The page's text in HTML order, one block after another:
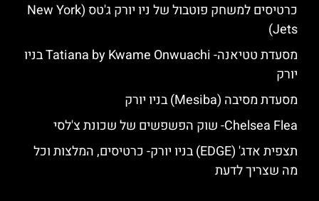
כרטיסים למשחק פוטבול של ניו יורק ג'טס (New York
Jets)
מסעדת טטיאנה- Tatiana by Kwame Onwuachi בניו
יורק
מסעדת מסיבה (Mesiba) בניו יורק
Chelsea Flea- שוק הפשפשים של שכונת צ'לסי
תצפית אדג' (EDGE) בניו יורק- כרטיסים, המלצות וכל
מה שצריך לדעת